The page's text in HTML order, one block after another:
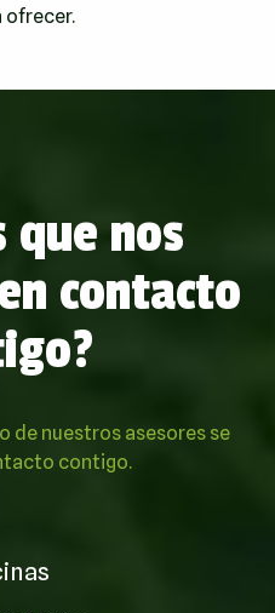
ofrecer.
que nos
contacto
de nuestros asesores se
contigo.